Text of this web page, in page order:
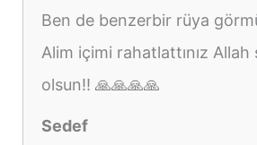
Ben de benzerbir rüya
Alim içimi rahatlattınız Allah
olsun!! 🙏🙏🙏🙏
Sedef